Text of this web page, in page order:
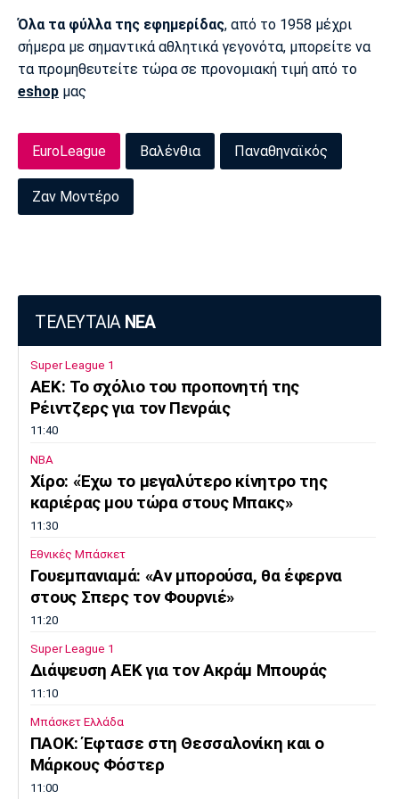
Πόρτο Μπενφίκα
Όλα τα φύλλα της εφημερίδας, από το 1958 μέχρι
σήμερα με σημαντικά αθλητικά γεγονότα, μπορείτε να
τα προμηθευτείτε τώρα σε προνομιακή τιμή από το
eshop μας
EuroLeague Βαλένθια Παναθηναϊκός
Ζαν Μοντέρο
ΤΕΛΕΥΤΑΙΑ ΝΕΑ
Super League 1
ΑΕΚ: Το σχόλιο του προπονητή της
Ρέιντζερς για τον Πενράις
11:40
NBA
Χίρο: «Έχω το μεγαλύτερο κίνητρο της
καριέρας μου τώρα στους Μπακς»
11:30
Εθνικές Μπάσκετ
Γουεμπανιαμά: «Αν μπορούσα, θα έφερνα
στους Σπερς τον Φουρνιέ»
11:20
Super League 1
Διάψευση ΑΕΚ για τον Ακράμ Μπουράς
11:10
Μπάσκετ Ελλάδα
ΠΑΟΚ: Έφτασε στη Θεσσαλονίκη και ο
Μάρκους Φόστερ
11:00